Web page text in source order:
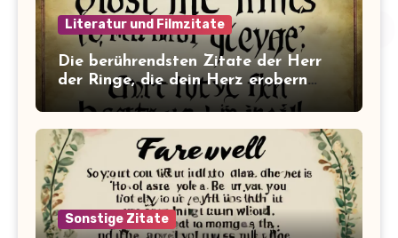
Literatur und Filmzitate
Die berührendsten Zitate der Herr
der Ringe, die dein Herz erobern
werden!
Sonstige Zitate